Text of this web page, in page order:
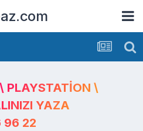
PLAYSTATION \
YAZA
96 22